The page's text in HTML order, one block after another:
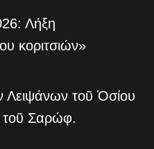
Λήξη
κοριτσιών»
τοῦ Ὁσίου
τοῦ Σαρώφ.